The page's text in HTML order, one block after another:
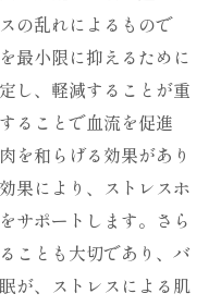
の乱れによるもので
最小限に抑えるために
し、軽減することが重
ることで血流を促進
を和らげる効果があり
果により、ストレスホ
サポートします。さら
ことも大切であり、バ
が、ストレスによる肌